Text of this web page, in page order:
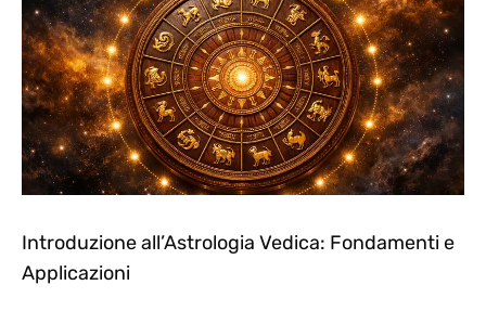
Introduzione all’Astrologia Vedica: Fondamenti e
Applicazioni